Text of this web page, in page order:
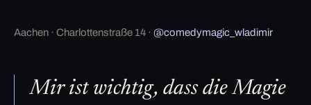
Aachen · Charlottenstraße 14 · @comedymagic_wladimir
Mir ist wichtig, dass die Magie